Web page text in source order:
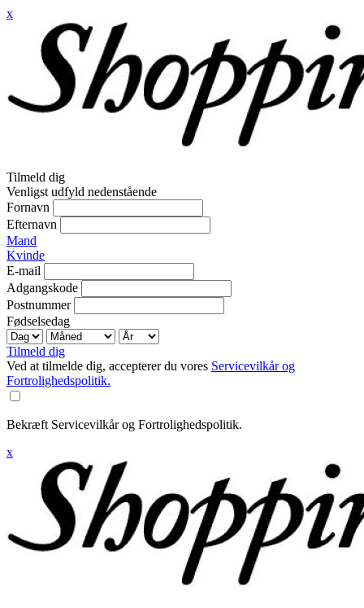
x
Tilmeld dig
Venligst udfyld nedenstående
Fornavn
Efternavn
Mand
Kvinde
E-mail
Adgangskode
Postnummer
Fødselsedag
Tilmeld dig
Ved at tilmelde dig, accepterer du vores Servicevilkår og
Fortrolighedspolitik.
Bekræft Servicevilkår og Fortrolighedspolitik.
x